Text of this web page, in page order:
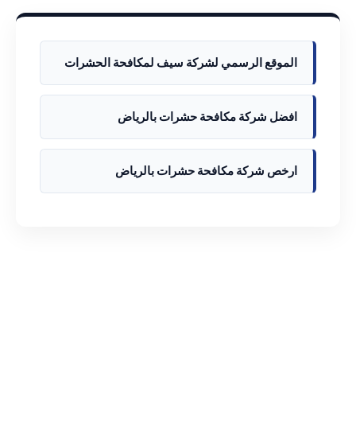
الموقع الرسمي لشركة سيف لمكافحة الحشرات
افضل شركة مكافحة حشرات بالرياض
ارخص شركة مكافحة حشرات بالرياض